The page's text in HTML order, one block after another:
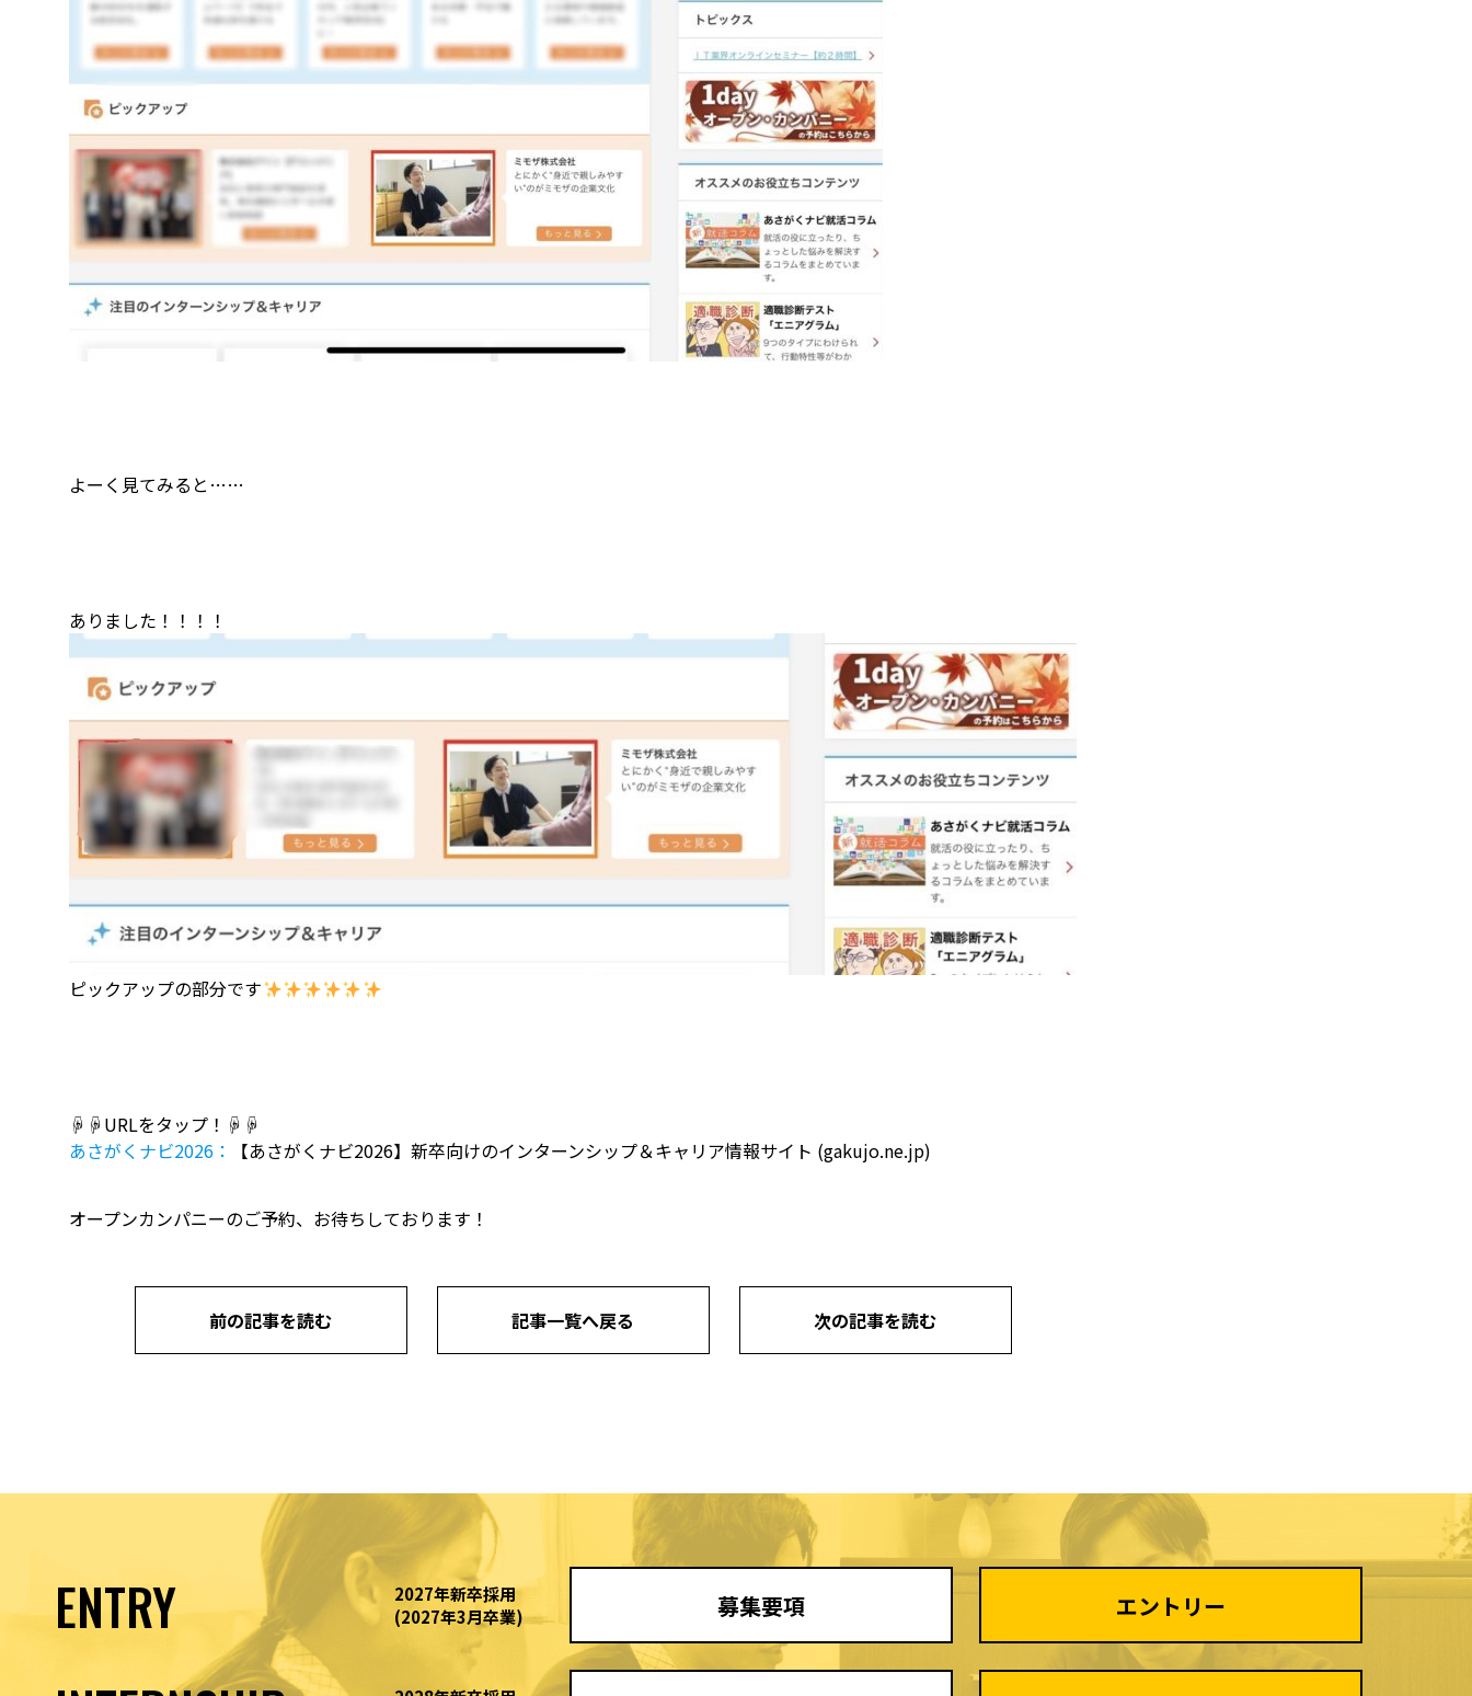
よーく見てみると……
ありました！！！！
ピックアップの部分です
☟☟URLをタップ！☟☟
あさがくナビ2026：
【あさがくナビ2026】新卒向けのインターンシップ＆キャリア情報サイト (gakujo.ne.jp)
オープンカンパニーのご予約、お待ちしております！
前の記事を読む 記事一覧へ戻る 次の記事を読む
ENTRY
2027年新卒採用
(2027年3月卒業)
募集要項 エントリー